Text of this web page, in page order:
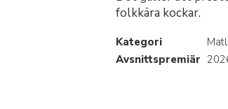
folkkära kockar.
Kategori
Avsnittspremiär